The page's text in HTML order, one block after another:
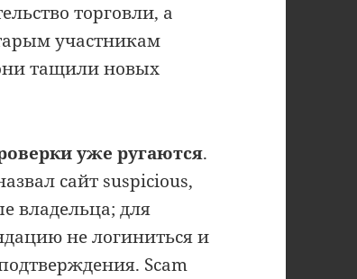
торговли, а
участникам
тащили новых
уже ругаются.
сайт suspicious,
владельца; для
не логиниться и
Scam